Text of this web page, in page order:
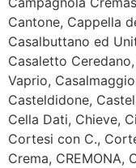
Cantone, Cappella
Casalbuttano ed
Casaletto
Vaprio,
Casteldidone,
Cella Dati, Chieve,
Cortesi con C.,
Crema, CREMONA,